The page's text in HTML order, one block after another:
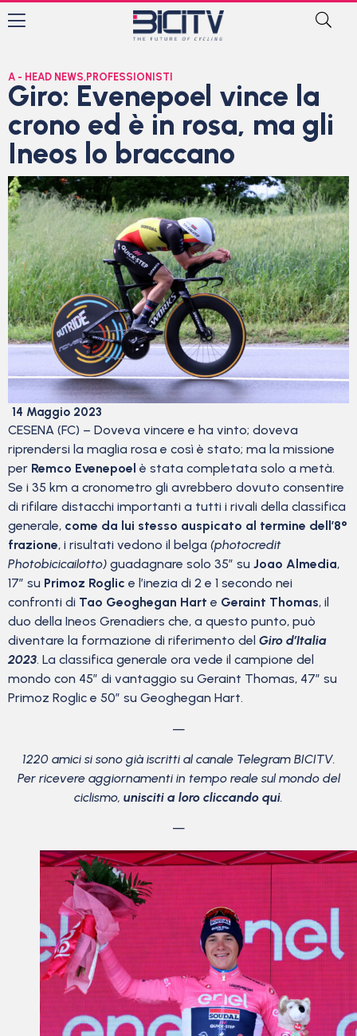
A - HEAD NEWS, PROFESSIONISTI
Giro: Evenepoel vince la
crono ed è in rosa, ma gli
Ineos lo braccano
14 Maggio 2023
CESENA (FC) – Doveva vincere e ha vinto; doveva
riprendersi la maglia rosa e così è stato; ma la missione
per Remco Evenepoel è stata completata solo a metà.
Se i 35 km a cronometro gli avrebbero dovuto consentire
di rifilare distacchi importanti a tutti i rivali della classifica
generale, come da lui stesso auspicato al termine dell’8°
frazione, i risultati vedono il belga (photocredit
Photobicicailotto) guadagnare solo 35″ su Joao Almedia,
17″ su Primoz Roglic e l’inezia di 2 e 1 secondo nei
confronti di Tao Geoghegan Hart e Geraint Thomas, il
duo della Ineos Grenadiers che, a questo punto, può
diventare la formazione di riferimento del Giro d’Italia
2023. La classifica generale ora vede il campione del
mondo con 45″ di vantaggio su Geraint Thomas, 47″ su
Primoz Roglic e 50″ su Geoghegan Hart.
—
1220 amici si sono già iscritti al canale Telegram BICITV.
Per ricevere aggiornamenti in tempo reale sul mondo del
ciclismo, unisciti a loro cliccando qui.
—